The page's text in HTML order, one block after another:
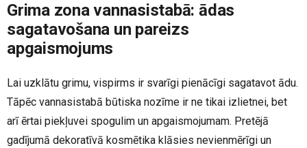
Grima zona vannasistabā: ādas
sagatavošana un pareizs
apgaismojums
Lai uzklātu grimu, vispirms ir svarīgi pienācīgi sagatavot ādu.
Tāpēc vannasistabā būtiska nozīme ir ne tikai izlietnei, bet
arī ērtai piekļuvei spogulim un apgaismojumam. Pretējā
gadījumā dekoratīvā kosmētika klāsies nevienmērīgi un